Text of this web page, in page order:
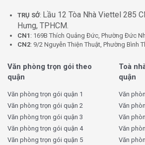
TRỤ SỞ: Lầu 12 Tòa Nhà Viettel 285
Hưng, TPHCM.
CN1 : 169B Thích Quảng Đức, Phường Đức
CN2: 9/2 Nguyễn Thiện Thuật, Phường Bình
Văn phòng trọn gói theo
quận
Văn phòng trọn gói quận 1
Văn phòng trọn gói quận 2
Văn phòng trọn gói quận 3
Văn phòng trọn gói quận 4
Văn phòng trọn gói quận 5
Toà
quận
Văn
Văn
Văn
Văn
Văn